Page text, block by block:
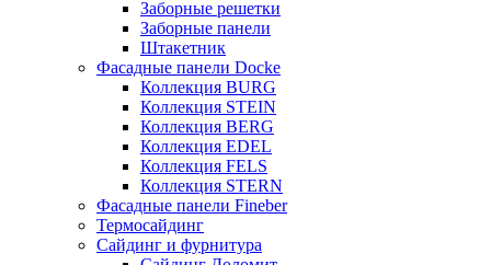
Заборные решетки
Заборные панели
Штакетник
Фасадные панели Docke
Коллекция BURG
Коллекция STEIN
Коллекция BERG
Коллекция EDEL
Коллекция FELS
Коллекция STERN
Фасадные панели Fineber
Термосайдинг
Сайдинг и фурнитура